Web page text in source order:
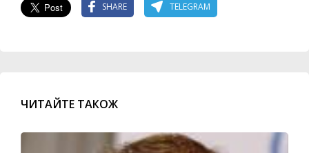
SHARE TELEGRAM
ЧИТАЙТЕ ТАКОЖ